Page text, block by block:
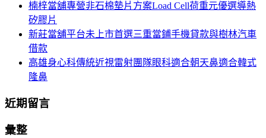
楠梓當舖專營非石棉墊片方案Load Cell荷重元優選導熱
矽膠片
新莊當舖平台未上市首選三重當鋪手機貸款與樹林汽車
借款
高雄身心科傳統近視雷射團隊眼科適合朝天鼻適合韓式
隆鼻
近期留言
彙整